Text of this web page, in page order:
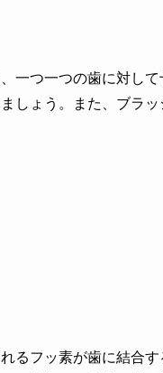
一つ一つの歯に対し
しょう。また、ブラ
るフッ素が歯に結合